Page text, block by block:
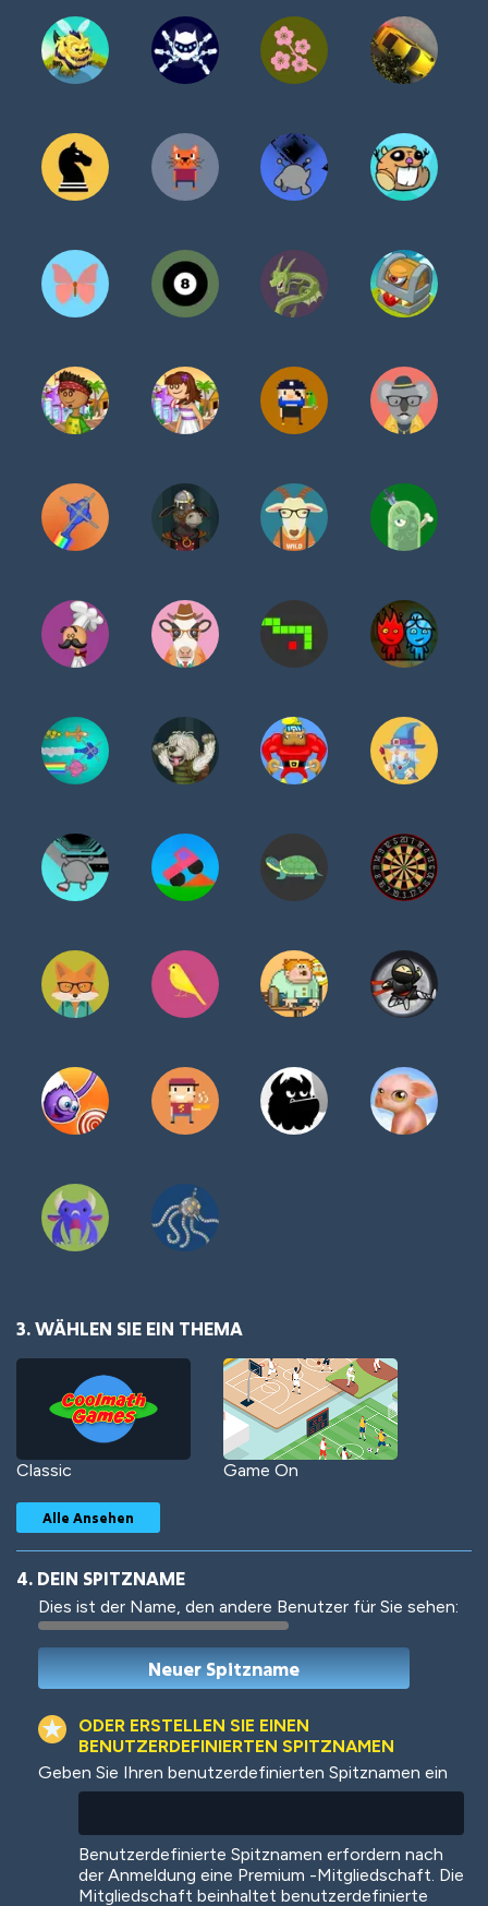
3. WÄHLEN SIE EIN THEMA
Classic Game On
Woof Jungle Cats
Colorful
Alle Ansehen
4. DEIN SPITZNAME
Dies ist der Name, den andere Benutzer für Sie sehen:
ODER ERSTELLEN SIE EINEN
BENUTZERDEFINIERTEN SPITZNAMEN
Geben Sie Ihren benutzerdefinierten Spitznamen ein
Benutzerdefinierte Spitznamen erfordern nach
der Anmeldung eine Premium -Mitgliedschaft. Die
Mitgliedschaft beinhaltet benutzerdefinierte